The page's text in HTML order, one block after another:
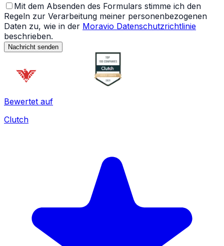
Mit dem Absenden des Formulars stimme ich den
Regeln zur Verarbeitung meiner personenbezogenen
Daten zu, wie in der Moravio Datenschutzrichtlinie
beschrieben.
Nachricht senden
Bewertet auf
Clutch